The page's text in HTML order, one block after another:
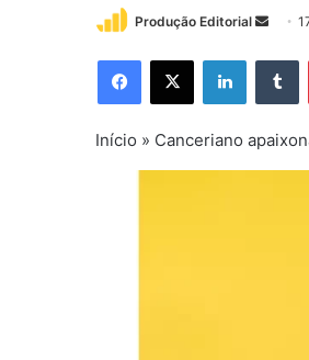
Produção Editorial
Mande
e-
Facebook
X Linkedin
Início » Canceriano